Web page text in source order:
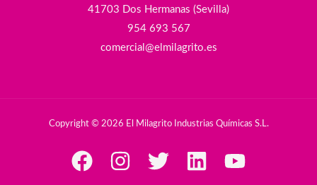
41703 Dos Hermanas (Sevilla)
954 693 567
comercial@elmilagrito.es
Copyright © 2026 El Milagrito Industrias Químicas S.L.